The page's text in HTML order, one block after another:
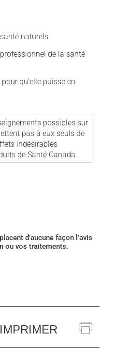
naturels.
de la santé
qu'elle puisse en
possibles sur
pas à eux seuls de
indésirables
de Santé Canada.
d’aucune façon l’avis
ou vos traitements.
IMPRIMER